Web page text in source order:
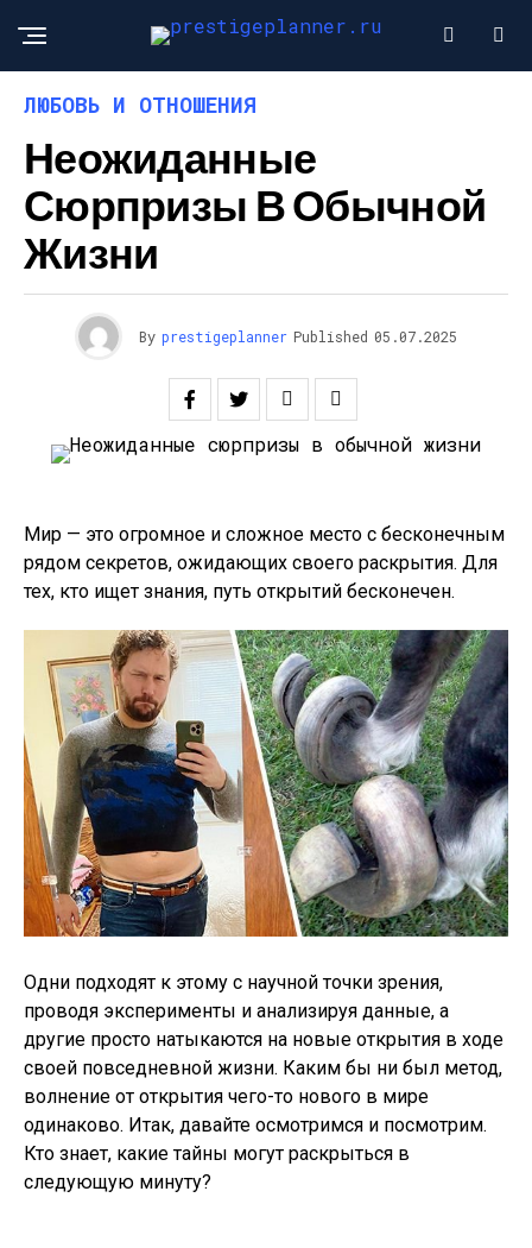
ЛЮБОВЬ И ОТНОШЕНИЯ
Неожиданные
Сюрпризы В Обычной
Жизни
By prestigeplanner Published 05.07.2025
Мир — это огромное и сложное место с бесконечным
рядом секретов, ожидающих своего раскрытия. Для
тех, кто ищет знания, путь открытий бесконечен.
Одни подходят к этому с научной точки зрения,
проводя эксперименты и анализируя данные, а
другие просто натыкаются на новые открытия в ходе
своей повседневной жизни. Каким бы ни был метод,
волнение от открытия чего-то нового в мире
одинаково. Итак, давайте осмотримся и посмотрим.
Кто знает, какие тайны могут раскрыться в
следующую минуту?